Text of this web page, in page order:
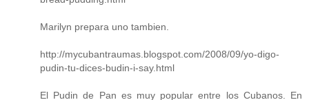
Marilyn prepara uno tambien.
http://mycubantraumas.blogspot.com/2008/09/yo-digo-
pudin-tu-dices-budin-i-say.html
El Pudin de Pan es muy popular entre los Cubanos. En